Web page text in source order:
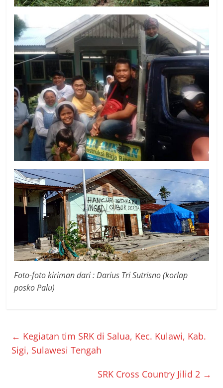
Foto-foto kiriman dari : Darius Tri Sutrisno (korlap
posko Palu)
← Kegiatan tim SRK di Salua, Kec. Kulawi, Kab.
Sigi, Sulawesi Tengah
SRK Cross Country Jilid 2 →